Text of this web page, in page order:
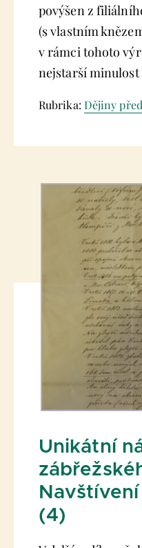
povýšen z
(s vlastním
v rámci tohoto
nejstarší minulost
Rubrika: Dějiny
Unikátní
(4)